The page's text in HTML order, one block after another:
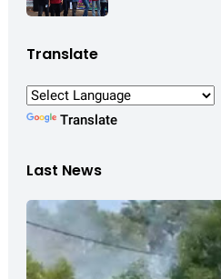
Translate
Translate
Last News